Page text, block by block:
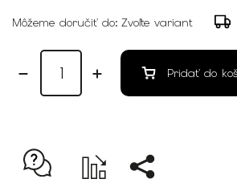
Môžeme doručiť do: Zvoľte variant
Pridať do